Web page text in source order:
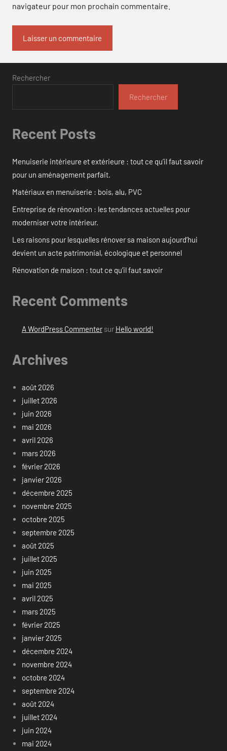
navigateur pour mon prochain commentaire.
Rechercher
Rechercher
Recent Posts
Menuiserie intérieure et extérieure : tout ce qu’il faut savoir
pour un aménagement parfait.
Matériaux en menuiserie : bois, alu, PVC
Entreprise de rénovation : les tendances actuelles pour
moderniser votre intérieur.
Les raisons pour lesquelles rénover sa maison aujourd’hui
devient un acte patrimonial, écologique et personnel
Rénovation de maison : tout ce qu’il faut savoir
Recent Comments
A WordPress Commentersur Hello world!
Archives
août 2026
juillet 2026
juin 2026
mai 2026
avril 2026
mars 2026
février 2026
janvier 2026
décembre 2025
novembre 2025
octobre 2025
septembre 2025
août 2025
juillet 2025
juin 2025
mai 2025
avril 2025
mars 2025
février 2025
janvier 2025
décembre 2024
novembre 2024
octobre 2024
septembre 2024
août 2024
juillet 2024
juin 2024
mai 2024